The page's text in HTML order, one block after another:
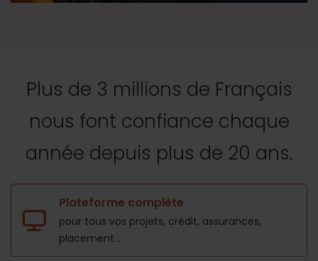
Plus de 3 millions de Français
nous font confiance chaque
année depuis plus de 20 ans.
Plateforme complète
pour tous vos projets, crédit, assurances,
placement...